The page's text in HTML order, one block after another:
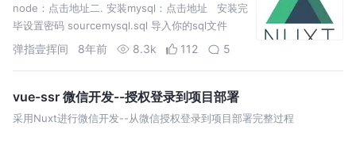
node：点击地址二. 安装mysql：点击地址 安装完
毕设置密码 sourcemysql.sql 导入你的sql文件
三. 配置nginx
弹指壹挥间 8年前 8.3k 112 5
vue-ssr 微信开发--授权登录到项目部署
采用Nuxt进行微信开发--从微信授权登录到项目部署完整过程